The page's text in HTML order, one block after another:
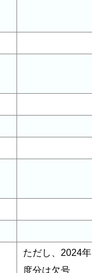
ただし、2024年
度分は欠号